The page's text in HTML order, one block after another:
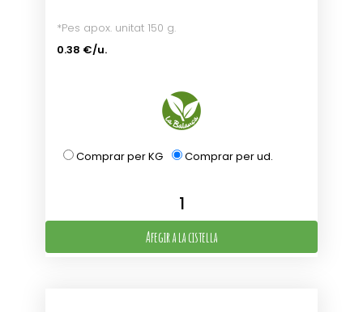
*Pes apox. unitat 150 g.
0.38 €/u.
Comprar per KG Comprar per ud.
Afegir a la cistella